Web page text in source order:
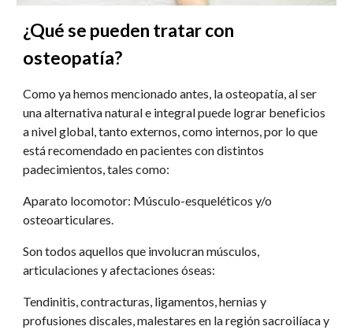
¿Qué se pueden tratar con
osteopatía?
Como ya hemos mencionado antes, la osteopatía, al ser
una alternativa natural e integral puede lograr beneficios
a nivel global, tanto externos, como internos, por lo que
está recomendado en pacientes con distintos
padecimientos, tales como:
Aparato locomotor: Músculo-esqueléticos y/o
osteoarticulares.
Son todos aquellos que involucran músculos,
articulaciones y afectaciones óseas:
Tendinitis, contracturas, ligamentos, hernias y
profusiones discales, malestares en la región sacroilíaca y